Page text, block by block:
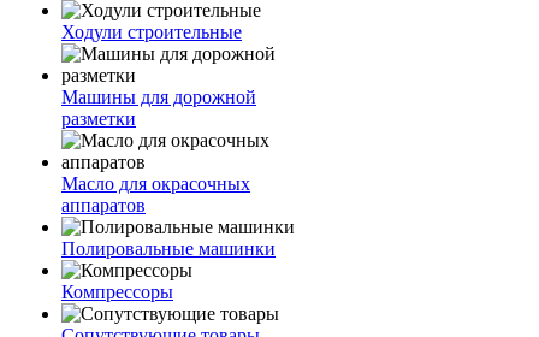
Ходули строительные
Машины для дорожной
разметки
Масло для окрасочных
аппаратов
Полировальные машинки
Компрессоры